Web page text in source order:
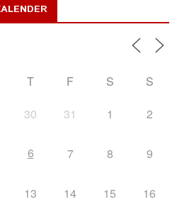
T F S
S
30 31 1 2
6 7 8 9
13 14 15 16